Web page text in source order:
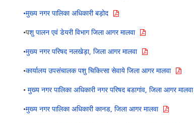
•मुख्य नगर पालिका अधिकारी बड़ोद
•पशु पालन एवं डेयरी विभाग जिला आगर मालवा
•मुख्य नगर परिषद नलखेड़ा, जिला आगर मालवा
•कार्यालय उपसंचालक पशु चिकित्सा सेवाये जिला आगर मालवा
•मुख्य नगर पालिका अधिकारी नगर परिषद बडागांव, जिला आगर मालवा
•मुख्य नगर पालिका अधिकारी कानड, जिला आगर मालवा